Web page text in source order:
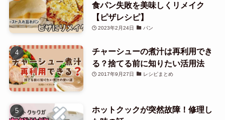
食パン失敗を美味しくリメイク
【ピザレシピ】
2023年2月24日 パン
チャーシューの煮汁は再利用でき
る？捨てる前に知りたい活用法
2017年9月27日 レシピまとめ
ホットクックが突然故障！修理し